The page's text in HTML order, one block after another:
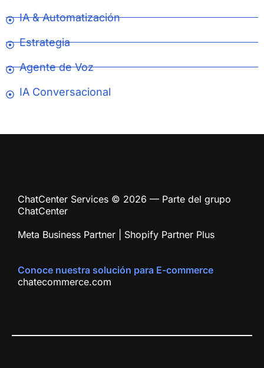
IA & Automatización
Estrategia
Agente de Voz
IA Conversacional
ChatCenter Services © 2026 — Parte del grupo
ChatCenter
Meta Business Partner | Shopify Partner Plus
Conoce nuestra solución para E-commerce
chatecommerce.com